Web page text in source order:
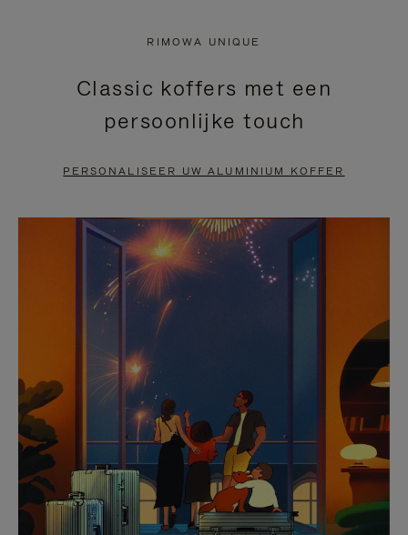
DRUK
OM
PAUZEREN
VIDEO
IS
UITGESCHAKELD.
HIER
OM
HET
DEMPEN
OP
TE
HEFFEN
RIMOWA UNIQUE
Classic koffers met een
persoonlijke touch
PERSONALISEER UW ALUMINIUM KOFFER